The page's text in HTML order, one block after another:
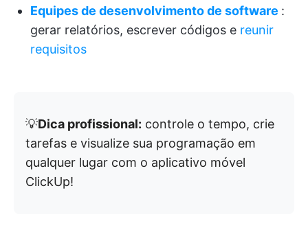
Equipes de desenvolvimento de software :
gerar relatórios, escrever códigos e reunir
requisitos
💡Dica profissional: controle o tempo, crie
tarefas e visualize sua programação em
qualquer lugar com o aplicativo móvel
ClickUp!